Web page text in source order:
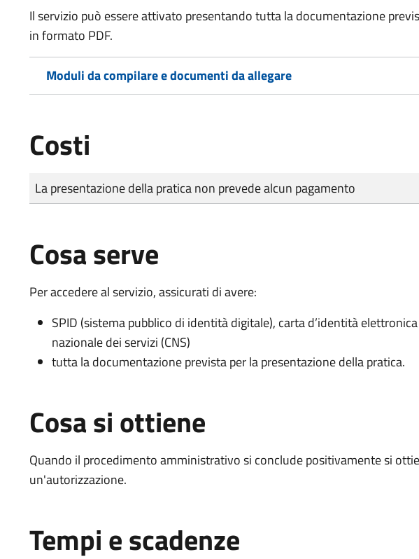
Il servizio può essere attivato presentando tutta la documentazione
in formato PDF.
Moduli da compilare e documenti da allegare
Costi
Tipo di pagamento
Importo
La presentazione della pratica non prevede alcun pagamento
Cosa serve
Per accedere al servizio, assicurati di avere:
SPID (sistema pubblico di identità digitale), carta d’identità elettronica
nazionale dei servizi (CNS)
tutta la documentazione prevista per la presentazione della pratica.
Cosa si ottiene
Quando il procedimento amministrativo si conclude positivamente si
un'autorizzazione.
Tempi e scadenze